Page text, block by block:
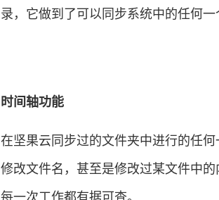
录，它做到了可以同步系统中的任何一
时间轴功能
在坚果云同步过的文件夹中进行的任
修改文件名，甚至是修改过某文件中
每一次工作都有据可查。